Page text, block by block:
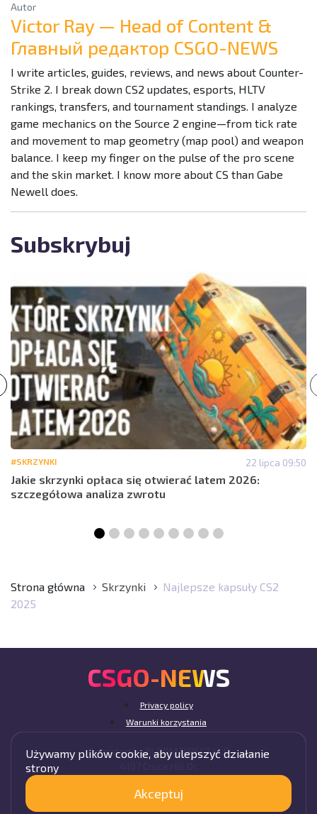
Autor
Victor Ray — Head of Content &
Главный редактор CSGO-NEWS
I write articles, guides, reviews, and news about Counter-
Strike 2. I break down CS2 updates, esports, HLTV
rankings, transfers, and tournament standings. I analyze
game mechanics on the Source 2 engine—from tick rate
and movement to map geometry (map pool) and weapon
balance. I keep my finger on the pulse of the pro scene
and the skin market. I know more about CS than Gabe
Newell does.
Subskrybuj
#SKRZYNKI 22 lipca 09:50
Jakie skrzynki opłaca się otwierać latem 2026:
szczegółowa analiza zwrotu
Strona główna Skrzynki
Najlepsze kapsuły CS2
2025
CSGO-NEWS
Privacy policy
Warunki korzystania
Operated by BLOOM DIRECT LLC
Używamy plików cookie, aby ulepszyć działanie
strony
Akceptuj